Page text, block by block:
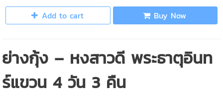
Add to cart Buy Now
ย่างกุ้ง – หงสาวดี พระธาตุอินท
ร์แขวน 4 วัน 3 คืน